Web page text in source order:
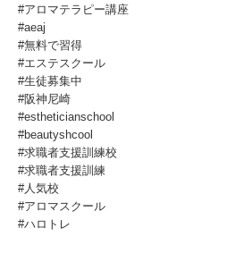
#アロマテラピー講座
#aeaj
#無料で習得
#エステスクール
#生徒募集中
#阪神尼崎
#estheticianschool
#beautyshcool
#求職者支援訓練校
#求職者支援訓練
#人気校
#アロマスクール
#ハロトレ